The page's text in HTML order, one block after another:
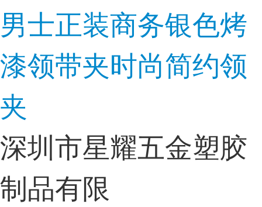
男士正装商务银色烤
漆领带夹时尚简约领
夹
深圳市星耀五金塑胶
制品有限